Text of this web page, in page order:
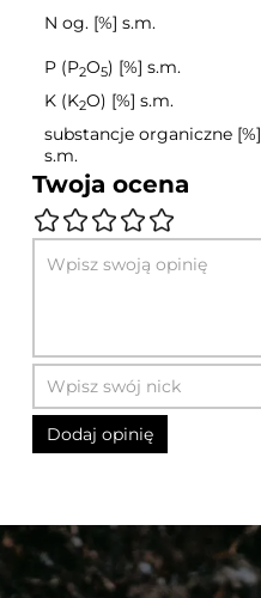
N og. [%] s.m.
P (P2O5) [%] s.m.
K (K2O) [%] s.m.
substancje organiczne [%]
s.m.
Twoja ocena